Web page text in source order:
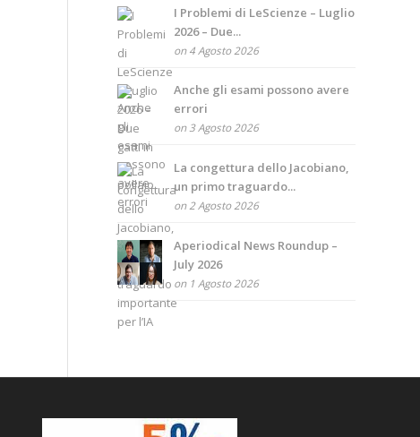
I Problemi di LeScienze – Luglio
2026 – Due...
on 4 Agosto 2026
Anche gli esami possono avere
errori
on 3 Agosto 2026
La congettura dello Jacobiano,
un primo traguardo...
on 2 Agosto 2026
Aperiodical News Roundup –
July 2026
on 1 Agosto 2026